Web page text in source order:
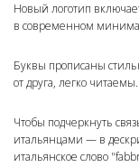
Новый логотип
в современном
Буквы прописаны
от друга, легко читаемы.
Чтобы подчеркнуть
итальянцами — в
итальянское слово